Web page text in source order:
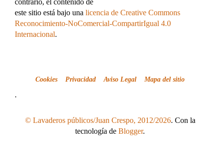
contrario, el contenido de
este sitio está bajo una licencia de Creative Commons
Reconocimiento-NoComercial-CompartirIgual 4.0
Internacional.
Cookies Privacidad Aviso Legal Mapa del sitio
.
© Lavaderos públicos/Juan Crespo, 2012/2026. Con la
tecnología de Blogger.